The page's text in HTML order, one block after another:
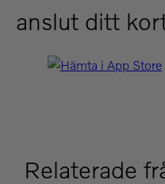
anslut ditt
Relaterade